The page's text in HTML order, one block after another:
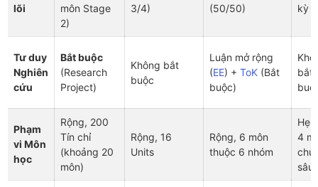
lõi
môn Stage
2)
3/4)
(50/50)
kỳ
Tư duy
Nghiên
cứu
Bắt buộc
(Research
Project)
Không bắt
buộc
Luận mở rộng
(EE) + ToK (Bắt
buộc)
bắt
Phạm
vi Môn
học
Rộng, 200
Tín chỉ
(khoảng 20
môn)
Rộng, 16
Units
Rộng, 6 môn
thuộc 6 nhóm
4
sâu